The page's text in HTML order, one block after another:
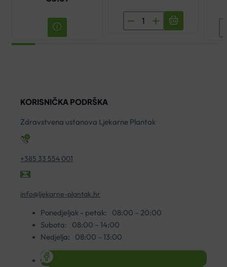
SET
ZA
KORISNIČKA PODRŠKA
Zdravstvena ustanova Ljekarne Plantak
+385 33 554 001
info@ljekarne-plantak.hr
Ponedjeljak - petak:
08:00 – 20:00
Subota:
08:00 – 14:00
Nedjelja:
08:00 – 13:00